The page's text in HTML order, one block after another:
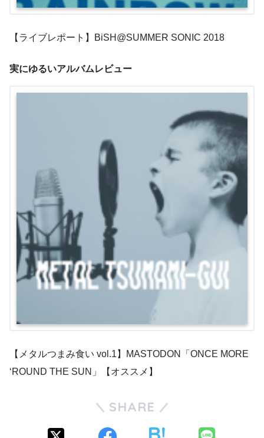
【ライブレポート】BiSH@SUMMER SONIC 2018
実にゆるいアルバムレビュー
【メタルつまみ食い vol.1】MASTODON「ONCE MORE
‘ROUND THE SUN」【オススメ】
SHARE